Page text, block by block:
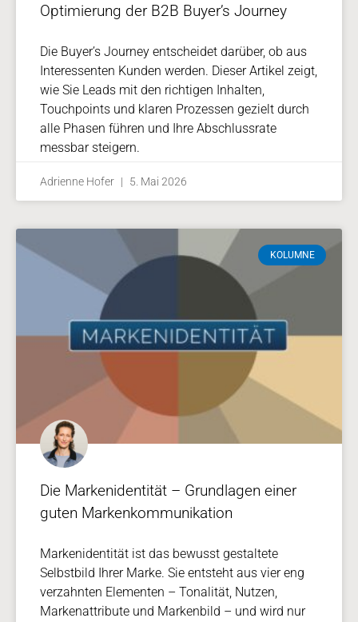
Optimierung der B2B Buyer’s Journey
Die Buyer’s Journey entscheidet darüber, ob aus
Interessenten Kunden werden. Dieser Artikel zeigt,
wie Sie Leads mit den richtigen Inhalten,
Touchpoints und klaren Prozessen gezielt durch
alle Phasen führen und Ihre Abschlussrate
messbar steigern.
Adrienne Hofer 5. Mai 2026
KOLUMNE
Die Markenidentität – Grundlagen einer
guten Markenkommunikation
Markenidentität ist das bewusst gestaltete
Selbstbild Ihrer Marke. Sie entsteht aus vier eng
verzahnten Elementen – Tonalität, Nutzen,
Markenattribute und Markenbild – und wird nur